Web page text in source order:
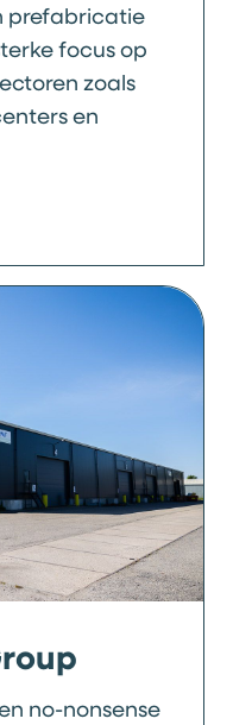
prefabricatie
focus op
zoals
en
no-nonsense